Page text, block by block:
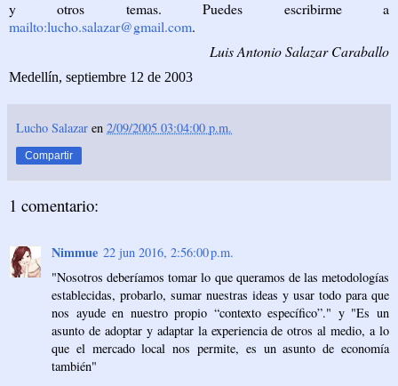
y otros temas. Puedes escribirme a
mailto:lucho.salazar@gmail.com.
Luis Antonio Salazar Caraballo
Medellín, septiembre 12 de 2003
Lucho Salazar en 2/09/2005 03:04:00 p.m.
Compartir
1 comentario:
Nimmue 22 jun 2016, 2:56:00 p.m.
"Nosotros deberíamos tomar lo que queramos de las metodologías
establecidas, probarlo, sumar nuestras ideas y usar todo para que
nos ayude en nuestro propio “contexto específico”." y "Es un
asunto de adoptar y adaptar la experiencia de otros al medio, a lo
que el mercado local nos permite, es un asunto de economía
también"